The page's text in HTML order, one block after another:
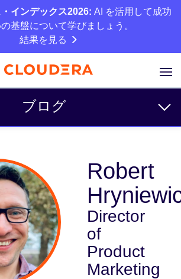
インデックス2026: AI を活用して成功
基盤について学びましょう。
結果を見る
ブログ
Robert
Director
of
Product
Marketing